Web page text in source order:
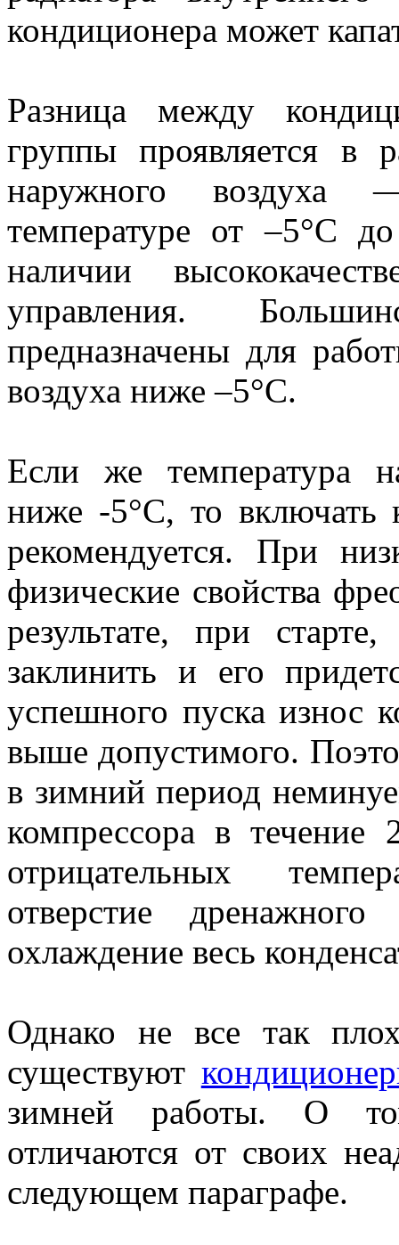
кондиционера может
Разница между
группы проявляется в
наружного воздуха
температуре от –5°С
наличии
управления.
предназначены для
воздуха ниже –5°С.
Если же температура
ниже -5°С, то включать
рекомендуется. При
физические свойства
результате, при
заклинить и его
успешного пуска износ
выше допустимого.
в зимний период
компрессора в
отрицательных
отверстие
охлаждение весь
Однако не все так
существуют
зимней работы. О
отличаются от своих
следующем параграфе.